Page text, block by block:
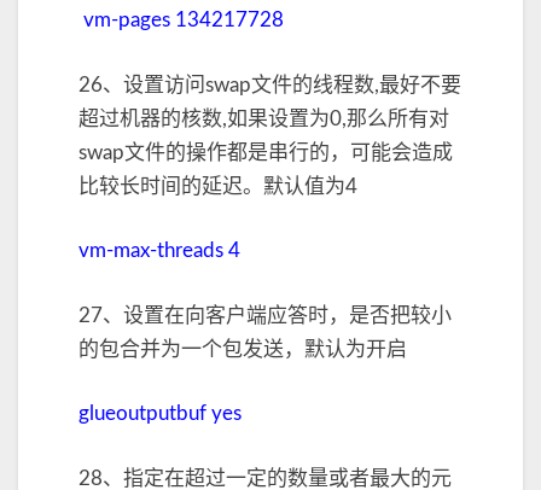
vm-pages 134217728
26、设置访问swap文件的线程数,最好不要
超过机器的核数,如果设置为0,那么所有对
swap文件的操作都是串行的，可能会造成
比较长时间的延迟。默认值为4
vm-max-threads 4
27、设置在向客户端应答时，是否把较小
的包合并为一个包发送，默认为开启
glueoutputbuf yes
28、指定在超过一定的数量或者最大的元